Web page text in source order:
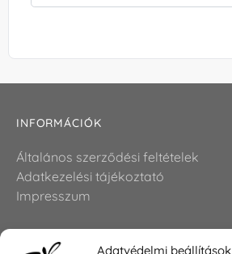
Adatvédelmi beállítások
INFORMÁCIÓK
Általános szerződési feltételek
Adatkezelési tájékoztató
Impresszum